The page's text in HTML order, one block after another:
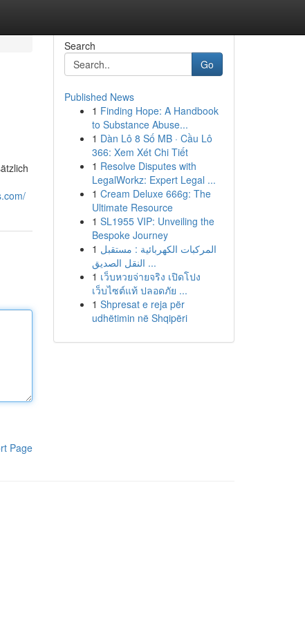
Page
Search
Go
Published News
1 Finding Hope: A Handbook
to Substance Abuse...
1 Dàn Lô 8 Số MB · Cầu Lô
366: Xem Xét Chi Tiết
1 Resolve Disputes with
LegalWorkz: Expert Legal ...
1 Cream Deluxe 666g: The
Ultimate Resource
1 SL1955 VIP: Unveiling the
Bespoke Journey
1 المركبات الكهربائية : مستقبل
النقل الصديق ...
1 เว็บหวยจ่ายจริง เปิดโปง
เว็บไซต์แท้ ปลอดภัย ...
1 Shpresat e reja për
udhëtimin në Shqipëri